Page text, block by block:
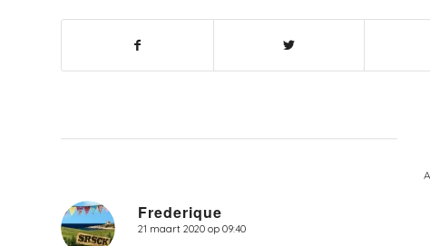
Frederique
zegt:
21 maart 2020 op 09:40